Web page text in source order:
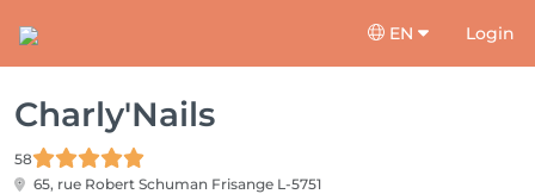
EN Login
Charly'Nails
58
65, rue Robert Schuman Frisange L-5751